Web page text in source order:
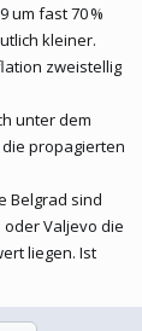
um fast 70 %
kleiner.
zweistellig
unter dem
propagierten
Belgrad sind
Valjevo die
liegen. Ist